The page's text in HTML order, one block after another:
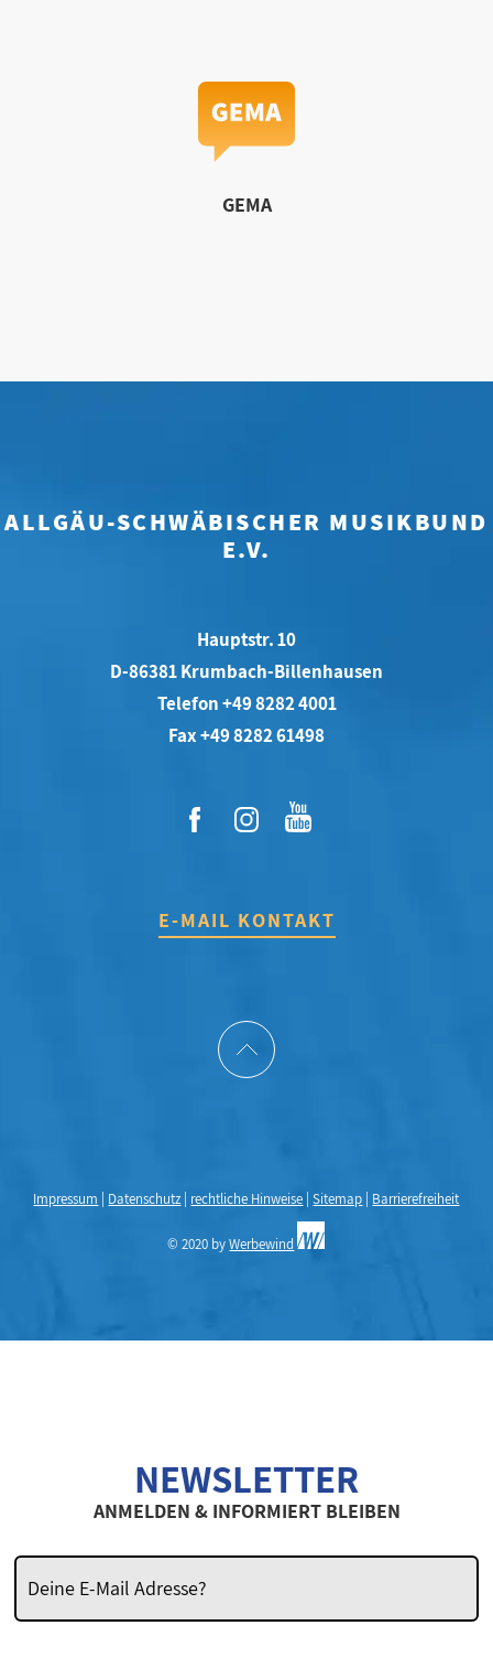
GEMA
ALLGÄU-SCHWÄBISCHER MUSIKBUND
E.V.
Hauptstr. 10
D-86381 Krumbach-Billenhausen
Telefon +49 8282 4001
Fax +49 8282 61498
E-MAIL KONTAKT
Impressum Datenschutz rechtliche Hinweise |Sitemap Barrierefreiheit
© 2020 byWerbewind
NEWSLETTER
ANMELDEN & INFORMIERT BLEIBEN